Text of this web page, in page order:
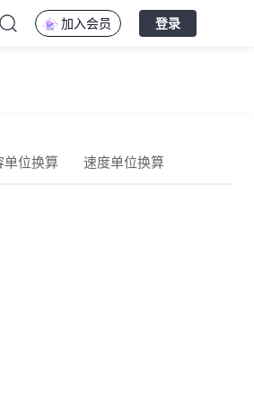
加入会员 登录
单位换算 速度单位换算